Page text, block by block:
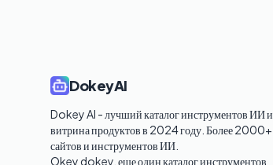
DokeyAI
Dokey AI - лучший каталог инструментов ИИ и
витрина продуктов в 2024 году. Более 2000+
сайтов и инструментов ИИ.
Okey dokey, еще один каталог инструментов